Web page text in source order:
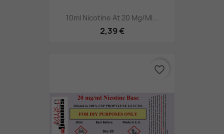
10ml Nicotine At 20 Mg/ml...
2,39 €
favorite_border